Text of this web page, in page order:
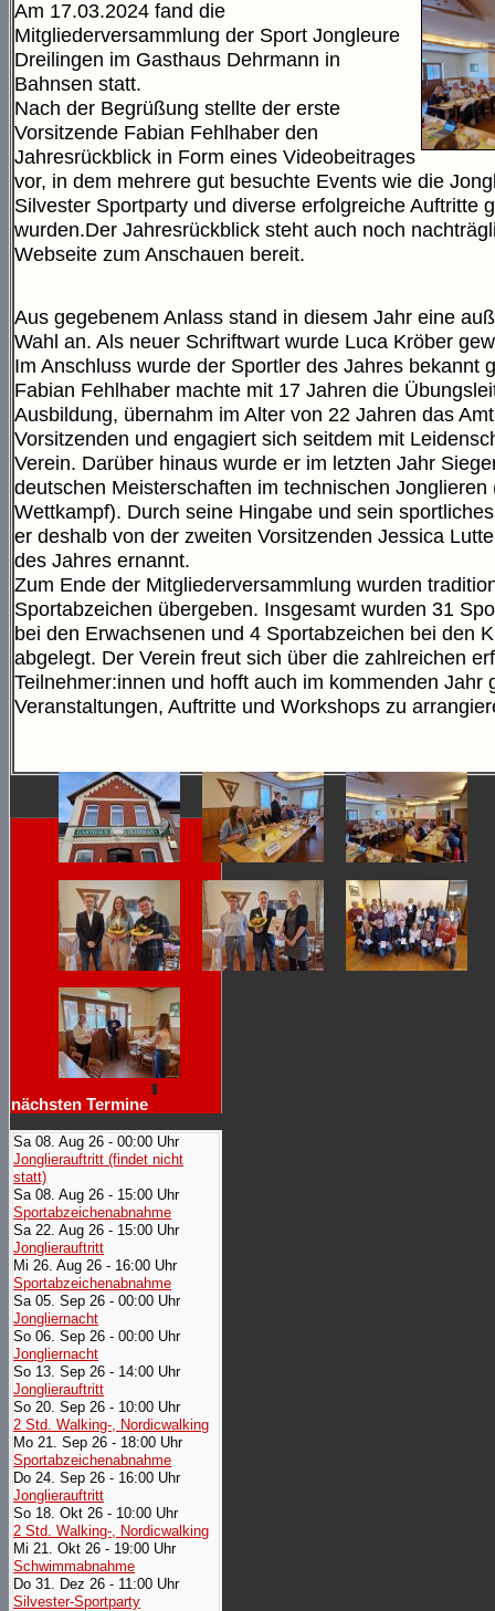
Am 17.03.2024 fand die
Mitgliederversammlung der Sport Jongleure
Dreilingen im Gasthaus Dehrmann in
Bahnsen statt.
Nach der Begrüßung stellte der erste
Vorsitzende Fabian Fehlhaber den
Jahresrückblick in Form eines Videobeitrages
vor, in dem mehrere gut besuchte Events wie die
Silvester Sportparty und diverse erfolgreiche Auftritte
wurden.Der Jahresrückblick steht auch noch
Webseite zum Anschauen bereit.
Aus gegebenem Anlass stand in diesem Jahr eine
Wahl an. Als neuer Schriftwart wurde Luca Kröber
Im Anschluss wurde der Sportler des Jahres bekannt
Fabian Fehlhaber machte mit 17 Jahren die
Ausbildung, übernahm im Alter von 22 Jahren das
Vorsitzenden und engagiert sich seitdem mit
Verein. Darüber hinaus wurde er im letzten Jahr
deutschen Meisterschaften im technischen Jonglieren
Wettkampf). Durch seine Hingabe und sein
er deshalb von der zweiten Vorsitzenden Jessica
des Jahres ernannt.
Zum Ende der Mitgliederversammlung wurden
Sportabzeichen übergeben. Insgesamt wurden 31
bei den Erwachsenen und 4 Sportabzeichen bei den
abgelegt. Der Verein freut sich über die zahlreichen
Teilnehmer:innen und hofft auch im kommenden Jahr
Veranstaltungen, Auftritte und Workshops zu
nächsten Termine
Sa 08. Aug 26 - 00:00 Uhr
Jonglierauftritt (findet nicht
statt)
Sa 08. Aug 26 - 15:00 Uhr
Sportabzeichenabnahme
Sa 22. Aug 26 - 15:00 Uhr
Jonglierauftritt
Mi 26. Aug 26 - 16:00 Uhr
Sportabzeichenabnahme
Sa 05. Sep 26 - 00:00 Uhr
Jongliernacht
So 06. Sep 26 - 00:00 Uhr
Jongliernacht
So 13. Sep 26 - 14:00 Uhr
Jonglierauftritt
So 20. Sep 26 - 10:00 Uhr
2 Std. Walking-, Nordicwalking
Mo 21. Sep 26 - 18:00 Uhr
Sportabzeichenabnahme
Do 24. Sep 26 - 16:00 Uhr
Jonglierauftritt
So 18. Okt 26 - 10:00 Uhr
2 Std. Walking-, Nordicwalking
Mi 21. Okt 26 - 19:00 Uhr
Schwimmabnahme
Do 31. Dez 26 - 11:00 Uhr
Silvester-Sportparty